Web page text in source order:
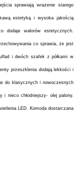
sprawiają wrażenie starego
estetyką i wysoka jakością
dodaje walorów estetycznych.
co sprawia, że jest
i dwóch szafek z półkami w
przeszklenia dodają lekkości i
do klasycznych i nowoczesnych
i nieco chłodniejszy- olej palony.
LED. Komoda dostarczana